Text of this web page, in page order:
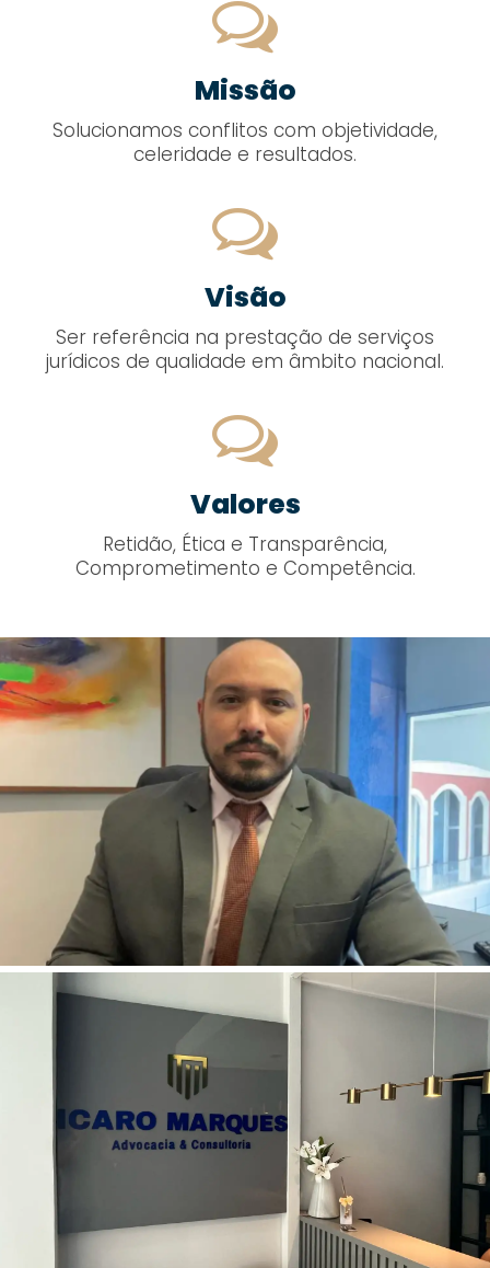
Missão
Solucionamos conflitos com objetividade,
celeridade e resultados.
Visão
Ser referência na prestação de serviços
jurídicos de qualidade em âmbito nacional.
Valores
Retidão, Ética e Transparência,
Comprometimento e Competência.